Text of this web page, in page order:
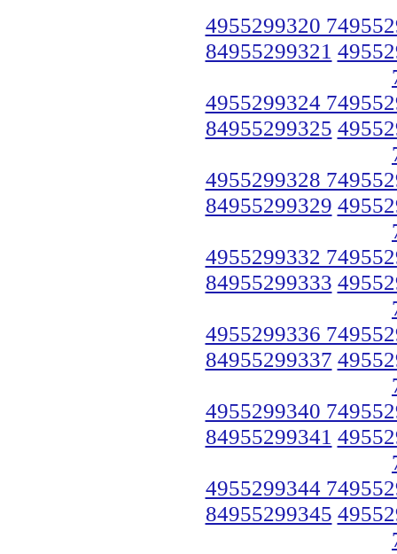
4955299320
84955299321
4955299324
84955299325
4955299328
84955299329
4955299332
84955299333
4955299336
84955299337
4955299340
84955299341
4955299344
84955299345